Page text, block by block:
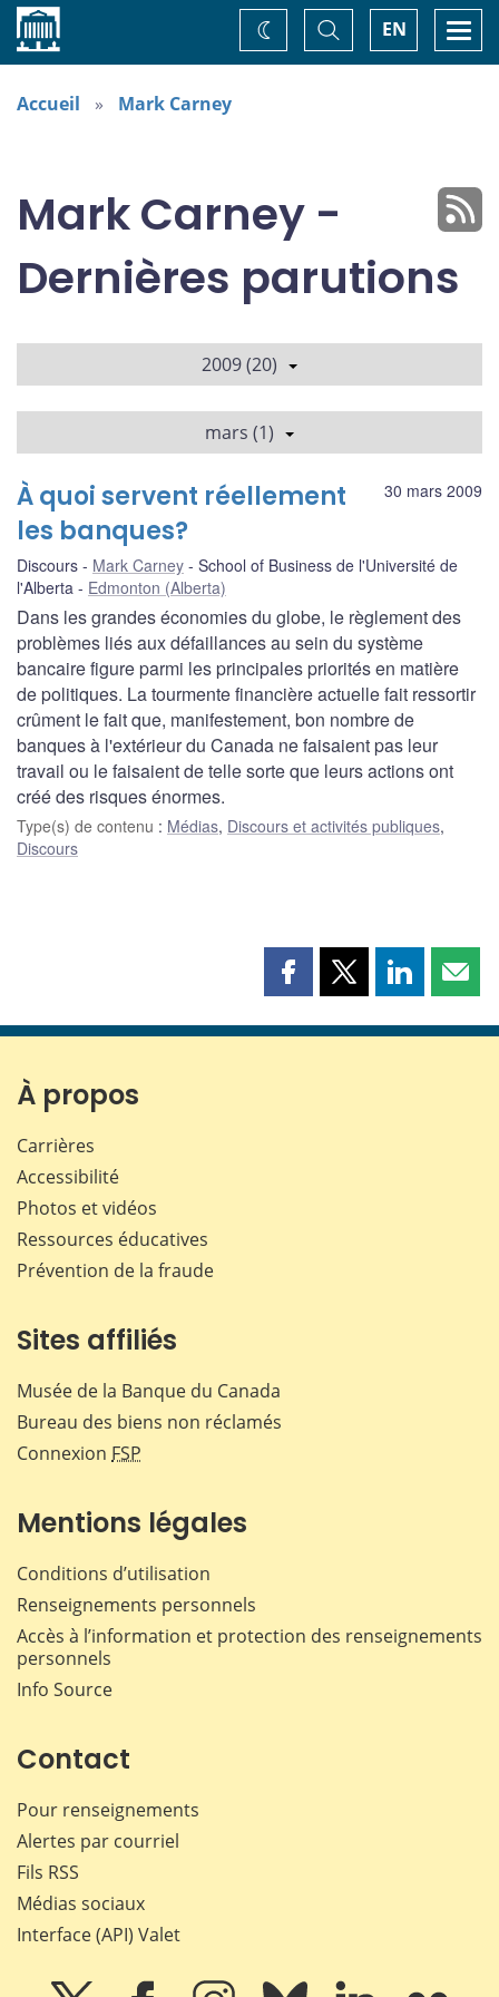
Accueil EN
Basculer
la
recherche
Changez
de
Accueil Mark Carney
Mark Carney -
Dernières parutions
2009 (20)
mars (1)
30 mars 2009
À quoi servent réellement
les banques?
Discours Mark Carney
School of Business de l'Université de
l'Alberta
Edmonton (Alberta)
Dans les grandes économies du globe, le règlement des
problèmes liés aux défaillances au sein du système
bancaire figure parmi les principales priorités en matière
de politiques. La tourmente financière actuelle fait ressortir
crûment le fait que, manifestement, bon nombre de
banques à l'extérieur du Canada ne faisaient pas leur
travail ou le faisaient de telle sorte que leurs actions ont
créé des risques énormes.
Type(s) de contenu : Médias, Discours et activités publiques,
Discours
Partager
page
Partager
page
Partager
page page
À propos
Carrières
Accessibilité
Photos et vidéos
Ressources éducatives
Prévention de la fraude
Sites affiliés
Musée de la Banque du Canada
Bureau des biens non réclamés
Connexion FSP
Mentions légales
Conditions d’utilisation
Renseignements personnels
Accès à l’information et protection des renseignements
personnels
Info Source
Contact
Pour renseignements
Alertes par courriel
Fils RSS
Médias sociaux
Interface (API) Valet